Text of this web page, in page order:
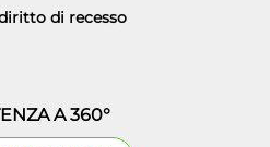
di recesso
A 360°